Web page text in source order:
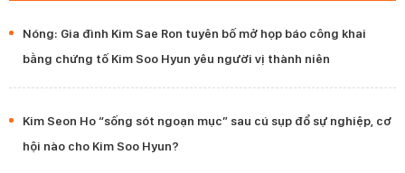
Nóng: Gia đình Kim Sae Ron tuyên bố mở họp báo công khai
bằng chứng tố Kim Soo Hyun yêu người vị thành niên
Kim Seon Ho “sống sót ngoạn mục” sau cú sụp đổ sự nghiệp, cơ
hội nào cho Kim Soo Hyun?